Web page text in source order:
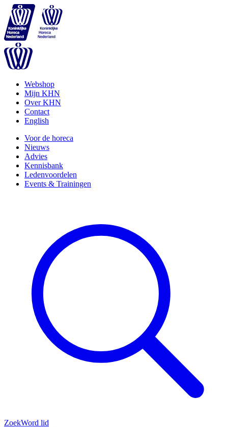
Webshop
Mijn KHN
Over KHN
Contact
English
Voor de horeca
Nieuws
Advies
Kennisbank
Ledenvoordelen
Events & Trainingen
ZoekWord lid